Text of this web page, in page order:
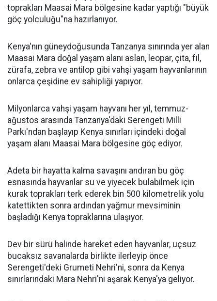
toprakları Maasai Mara bölgesine kadar yaptığı "büyük
göç yolculuğu"na hazırlanıyor.
Kenya'nın güneydoğusunda Tanzanya sınırında yer alan
Maasai Mara doğal yaşam alanı aslan, leopar, çita, fil,
zürafa, zebra ve antilop gibi vahşi yaşam hayvanlarının
onlarca çeşidine ev sahipliği yapıyor.
Milyonlarca vahşi yaşam hayvanı her yıl, temmuz-
ağustos arasında Tanzanya'daki Serengeti Milli
Parkı'ndan başlayıp Kenya sınırları içindeki doğal
yaşam alanı Maasai Mara bölgesine göç ediyor.
Adeta bir hayatta kalma savaşını andıran bu göç
esnasında hayvanlar su ve yiyecek bulabilmek için
kurak toprakları terk ederek bin 500 kilometrelik yolu
katettikten sonra ardından yağmur mevsiminin
başladığı Kenya topraklarına ulaşıyor.
Dev bir sürü halinde hareket eden hayvanlar, uçsuz
bucaksız savanalarda birlikte ilerleyip önce
Serengeti'deki Grumeti Nehri'ni, sonra da Kenya
sınırlarındaki Mara Nehri'ni aşarak Kenya'ya geliyor.